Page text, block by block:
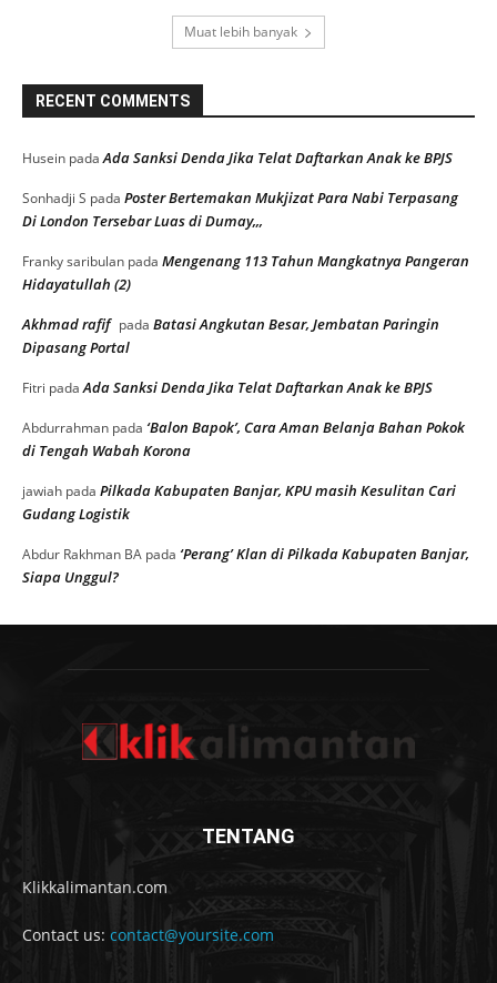
Muat lebih banyak
RECENT COMMENTS
Husein padaAda Sanksi Denda Jika Telat Daftarkan Anak ke BPJS
Sonhadji S pada Poster Bertemakan Mukjizat Para Nabi Terpasang
Di London Tersebar Luas di Dumay,,,
Franky saribulan pada Mengenang 113 Tahun Mangkatnya Pangeran
Hidayatullah (2)
Akhmad rafif pada Batasi Angkutan Besar, Jembatan Paringin
Dipasang Portal
Fitri padaAda Sanksi Denda Jika Telat Daftarkan Anak ke BPJS
Abdurrahman pada ‘Balon Bapok’, Cara Aman Belanja Bahan Pokok
di Tengah Wabah Korona
jawiah pada Pilkada Kabupaten Banjar, KPU masih Kesulitan Cari
Gudang Logistik
Abdur Rakhman BA pada ‘Perang’ Klan di Pilkada Kabupaten Banjar,
Siapa Unggul?
TENTANG
Klikkalimantan.com
Contact us: contact@yoursite.com